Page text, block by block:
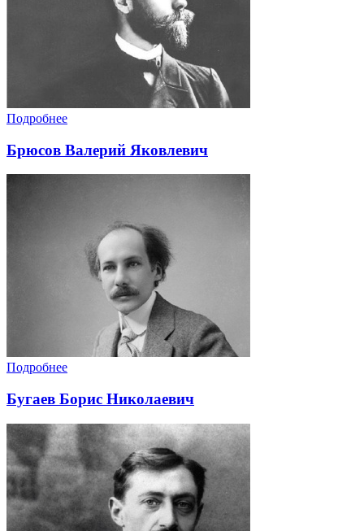
Подробнее
Брюсов Валерий Яковлевич
Подробнее
Бугаев Борис Николаевич